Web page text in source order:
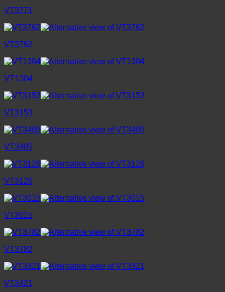
VT3771
VT3762
VT1304
VT3153
VT3405
VT3126
VT3015
VT3782
VT3421